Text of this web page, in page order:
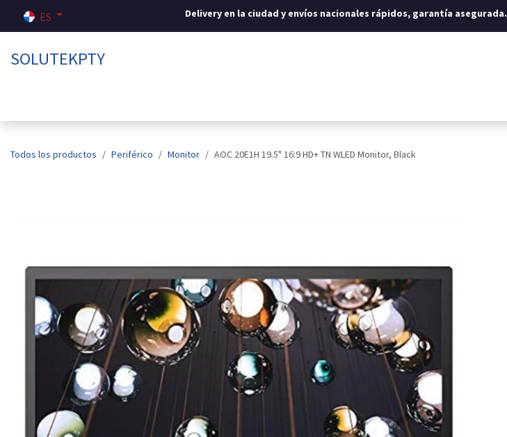
ES Delivery en la ciudad y envíos nacionales rápidos, garantía asegurada.
SOLUTEKPTY
Todos los productos Periférico Monitor AOC 20E1H 19.5" 16:9 HD+ TN WLED Monitor, Black